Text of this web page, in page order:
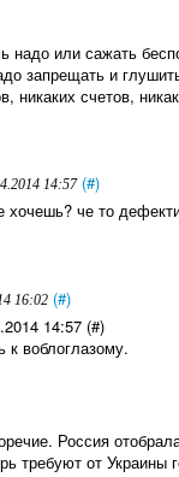
надо или сажать
запрещать и
никаких счетов,
14:57 (#)
хочешь? че то
16:02 (#)
14:57 (#)
воблоглазому.
Россия
требуют от Украины